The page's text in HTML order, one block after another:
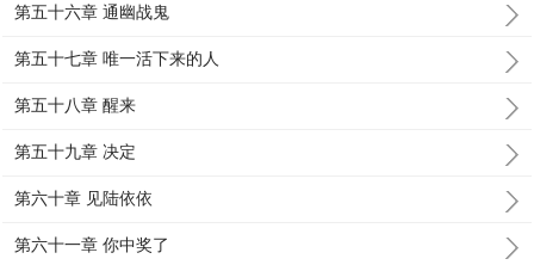
第五十六章 通幽战鬼
第五十七章 唯一活下来的人
第五十八章 醒来
第五十九章 决定
第六十章 见陆依依
第六十一章 你中奖了